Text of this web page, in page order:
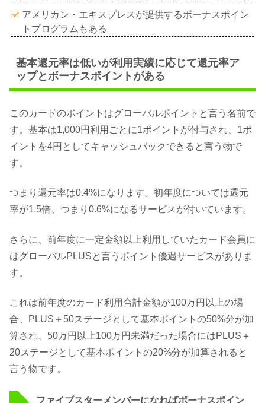
アメリカン・エキスプレスが提供するボーナスポイン
トプログラムもある
基本還元率は低いが利用実績に応じて還元率ア
ップとボーナスポイントがある
このカードのポイントはグローバルポイントと言う名前で
す。基本は1,000円利用ごとに1ポイントが付与され、1ポ
イントを4円としてキャッシュバックできると言う物で
す。
つまり還元率は0.4%になります。初年度については還元
率が1.5倍、つまり0.6%になるサービスが付いています。
さらに、前年度に一定金額以上利用していたカード会員に
はグローバルPLUSと言うポイント優遇サービスがありま
す。
これは前年度のカード利用合計金額が100万円以上の場
合、PLUS＋50ステージとして基本ポイントの50%分が加
算され、50万円以上100万円未満だった場合にはPLUS＋
20ステージとして基本ポイントの20%分が加算されると
言う物です。
ファイブスターメンバーになればボーナスポイン